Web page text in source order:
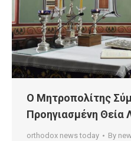
Ο Μητροπολίτης
Προηγιασμένη Θεία
orthodox news today By